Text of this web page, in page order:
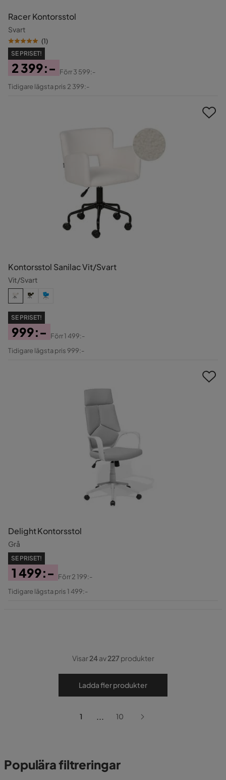
Racer Kontorsstol
Svart
(1)
SE PRISET!
Pris
2 399:-
Original
Förr3 599:-
Tidigare lägsta pris 2 399:-
Kontorsstol Sanilac Vit/Svart
Vit/Svart
SE PRISET!
Pris
999:-
Original
Förr1 499:-
Tidigare lägsta pris 999:-
Delight Kontorsstol
Grå
SE PRISET!
Pris
1 499:-
Original
Förr2 199:-
Tidigare lägsta pris 1 499:-
Visar24av227 produkter
Ladda fler produkter
1 ... 10
Populära filtreringar